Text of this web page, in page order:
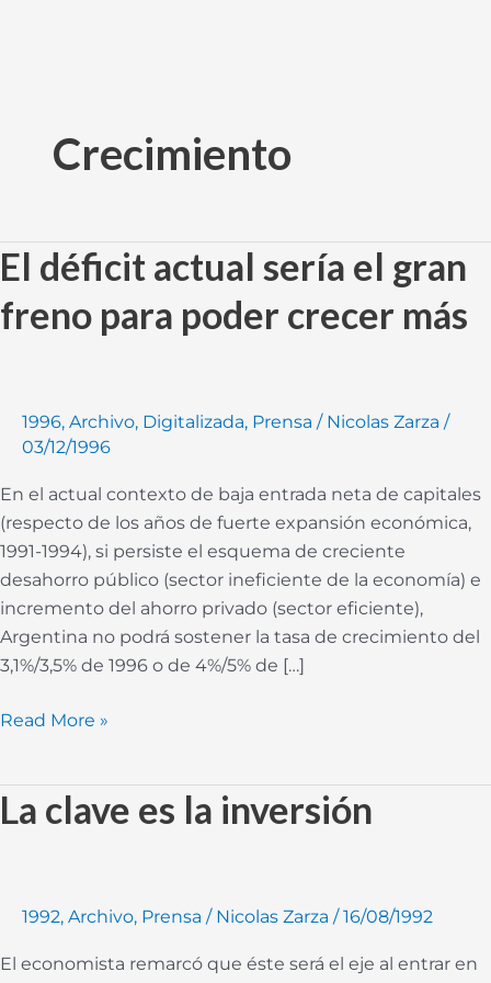
contenidoCrecimiento
El déficit actual sería el gran
freno para poder crecer más
1996, Archivo, Digitalizada, Prensa / Nicolas Zarza /
03/12/1996
En el actual contexto de baja entrada neta de capitales
(respecto de los años de fuerte expansión económica,
1991-1994), si persiste el esquema de creciente
desahorro público (sector ineficiente de la economía) e
incremento del ahorro privado (sector eficiente),
Argentina no podrá sostener la tasa de crecimiento del
3,1%/3,5% de 1996 o de 4%/5% de […]
El
déficit
actual
freno
para
poder
crecer
más
Read More »
La clave es la inversión
1992, Archivo, Prensa / Nicolas Zarza /16/08/1992
El economista remarcó que éste será el eje al entrar en
La
clave
inversión